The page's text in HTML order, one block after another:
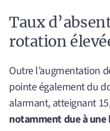
Taux
rotation
Outre l’augmentation
pointe également du
alarmant, atteignant
notamment due à